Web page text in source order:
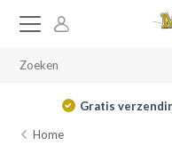
Gratis
Home